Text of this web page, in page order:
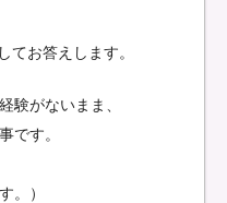
てお答えします。
験がないまま、
です。
。）